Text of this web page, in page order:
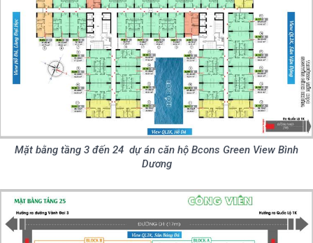
Mặt bằng tầng 3 đến 24 dự án căn hộ Bcons Green View Bình
Dương